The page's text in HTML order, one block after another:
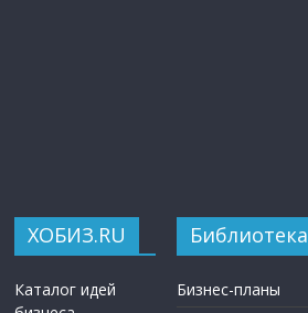
ХОБИЗ.RU
Каталог идей
Библиотека
Бизнес-планы